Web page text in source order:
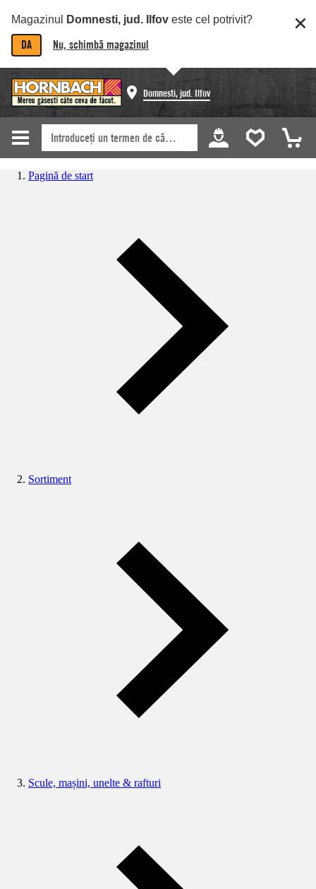
Magazinul Domnesti, jud. Ilfov este cel potrivit?
DA Nu, schimbă magazinul
Domnesti, jud. Ilfov
Pagină de start
Sortiment
Scule, mașini, unelte & rafturi